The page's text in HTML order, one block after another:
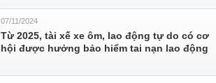
07/11/2024
Từ 2025, tài xế xe ôm, lao động tự do có cơ
hội được hưởng bảo hiểm tai nạn lao động